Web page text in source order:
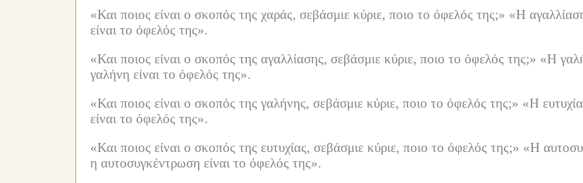
«Και ποιος είναι ο σκοπός της χαράς, σεβάσμιε κύριε, ποιο το όφελός της;» «Η
είναι το όφελός της».
«Και ποιος είναι ο σκοπός της αγαλλίασης, σεβάσμιε κύριε, ποιο το όφελός της;» «Η
γαλήνη είναι το όφελός της».
«Και ποιος είναι ο σκοπός της γαλήνης, σεβάσμιε κύριε, ποιο το όφελός της;» «Η
είναι το όφελός της».
«Και ποιος είναι ο σκοπός της ευτυχίας, σεβάσμιε κύριε, ποιο το όφελός της;» «Η
η αυτοσυγκέντρωση είναι το όφελός της».